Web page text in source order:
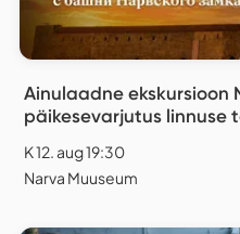
Ainulaadne ekskursioon
päikesevarjutus linnuse
K 12. aug 19:30
Narva Muuseum